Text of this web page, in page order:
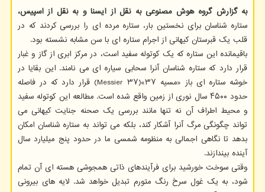
به گزارش گروه هوش مصنوعی به نقل از ایسنا و به نقل از اسپیس،
ستاره شناسان برای نخستین بار، ستاره مرده ای را بررسی کردند که در
قلب یک قبرستان کیهانی از اجرام ستاره ای با سن مشابه نشسته بود.
باقیمانده این ستاره که یک کوتوله سفید است، در مرکز ابری از گاز و غبار
قرار دارد که ستاره شناسان آنرا سحابی سیاره ای می نامند. این بقایا در
خوشه ستاره ای باز «مسیه ۳۷»(Messier ۳۷) قرار دارد که در فاصله
حدود ۴۵۰۰ سال نوری از زمین واقع شده است. مطالعه این کوتوله سفید
و محیط اطراف آن نه تنها مانند بررسی یک صحنه جنایت کیهانی می
تواند چگونگی مرگ آنرا آشکار کند، بلکه می تواند به ستاره شناسان امکان
بدهد تا نگاهی اجمالی به منظومه شمسی ما در حدود پنج میلیارد سال
آینده بیندازند.
وقتی سوخت خورشید برای فرآیندهای ذاتی همجوشی هسته ای آن تمام
شود، به یک غول سرخ رنگ متورم تبدیل خواهد شد. لایه های بیرونی